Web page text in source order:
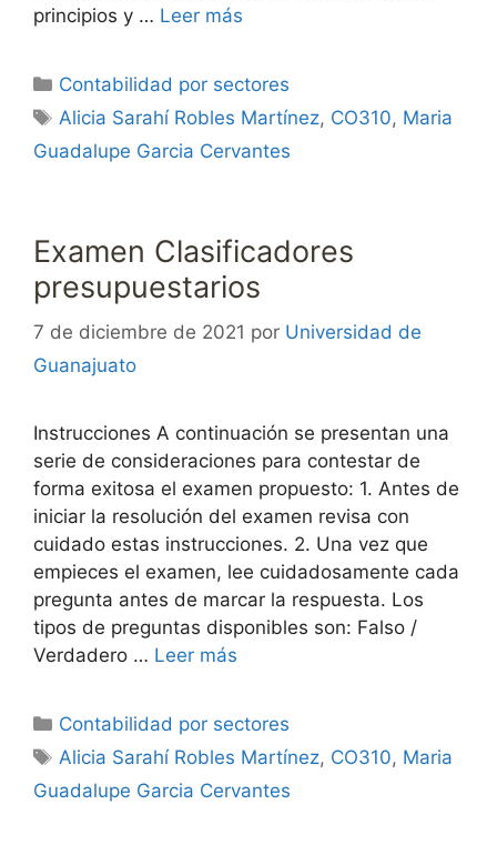
principios y … Leer más
Categorías
Contabilidad por sectores
Etiquetas
Alicia Sarahí Robles Martínez, CO310, Maria
Guadalupe Garcia Cervantes
Examen Clasificadores
presupuestarios
7 de diciembre de 2021 por Universidad de
Guanajuato
Instrucciones A continuación se presentan una
serie de consideraciones para contestar de
forma exitosa el examen propuesto: 1. Antes de
iniciar la resolución del examen revisa con
cuidado estas instrucciones. 2. Una vez que
empieces el examen, lee cuidadosamente cada
pregunta antes de marcar la respuesta. Los
tipos de preguntas disponibles son: Falso /
Verdadero … Leer más
Categorías
Contabilidad por sectores
Etiquetas
Alicia Sarahí Robles Martínez, CO310, Maria
Guadalupe Garcia Cervantes